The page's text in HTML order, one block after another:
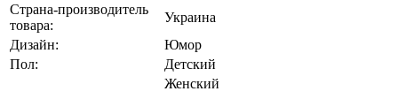
Страна-производитель
товара:
Украина
Дизайн:
Юмор
Пол:
Детский
Женский